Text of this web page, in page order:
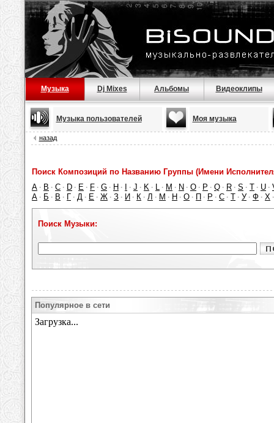
Музыка Dj Mixes Альбомы Видеоклипы
Музыка пользователей Моя музыка
назад
Поиск Композиций по Названию Группы (Имени
A · B · C · D · E · F · G · H · · J · K · L · M · N · O · P · Q · R · S · T · U ·
А · Б · В · Г · Д · Е · Ж · З · И · К · Л · М · Н · О · П · Р · С · Т · У · Ф · Х
Поиск Музыки:
Популярное в сети